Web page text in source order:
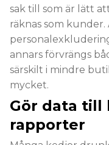
sak till som är lätt
räknas som
annars förvrängs
särskilt i mindre
mycket.
Gör data till
rapporter